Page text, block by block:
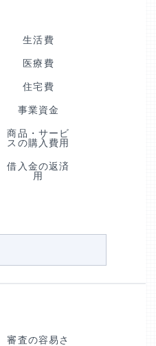
生活費
医療費
住宅費
事業資金
商品・サービ
スの購入費用
借入金の返済
用
審査の容易さ